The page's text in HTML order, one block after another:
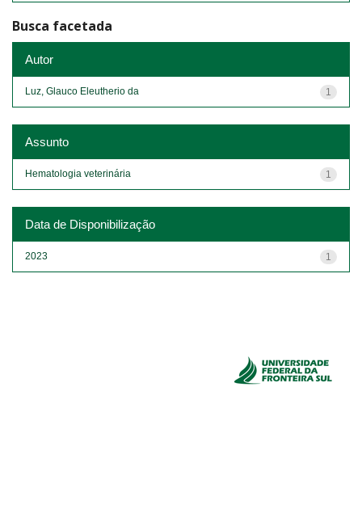
Busca facetada
Autor
1
Luz, Glauco Eleutherio da
Assunto
1
Hematologia veterinária
Data de Disponibilização
1
2023